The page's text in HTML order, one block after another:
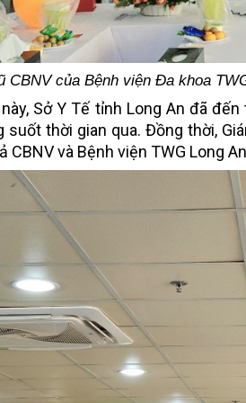
CBNV của Bệnh viện Đa khoa
Sở Y Tế tỉnh Long An đã
suốt thời gian qua. Đồng thời,
CBNV và Bệnh viện TWG Long